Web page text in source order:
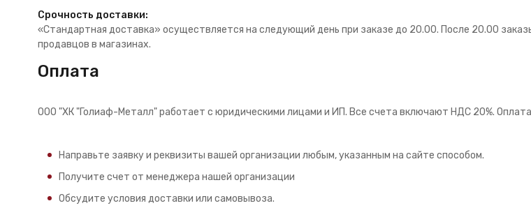
Срочность доставки:
«Стандартная доставка» осуществляется на следующий день при заказе до 20.00. После 20.00
продавцов в магазинах.
Оплата
ООО "ХК "Голиаф-Металл" работает с юридическими лицами и ИП. Все счета включают НДС 20%.
Направьте заявку и реквизиты вашей организации любым, указанным на сайте способом.
Получите счет от менеджера нашей организации
Обсудите условия доставки или самовывоза.